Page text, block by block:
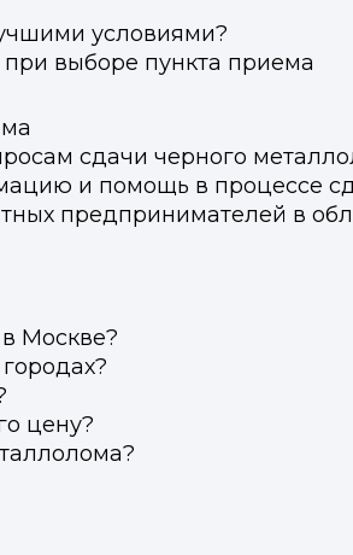
условиями?
при выборе пункта приема
сдачи черного
и помощь в процессе
предпринимателей в
Москве?
цену?